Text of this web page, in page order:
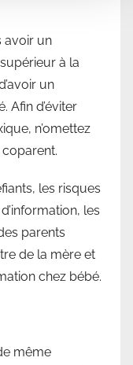
avoir un
à la
un
Afin d’éviter
n’omettez
les risques
les
parents
de la mère et
chez bébé.
même